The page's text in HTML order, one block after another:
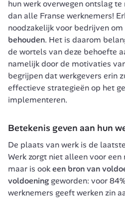
hun werk overwegen ontslag
dan alle Franse werknemers!
noodzakelijk voor bedrijven om
behouden. Het is daarom
de wortels van deze behoefte
namelijk door de motivaties
begrijpen dat werkgevers erin
effectieve strategieën op het
implementeren.
Betekenis geven aan hun
De plaats van werk is de
Werk zorgt niet alleen voor
maar is ook een bron van
voldoening geworden: voor
werknemers geeft werken zin